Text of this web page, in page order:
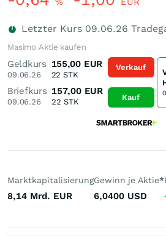
Letzter Kurs 09.06.26
Masimo Aktie kaufen
Geldkurs
09.06.26
155,00 EUR
22 STK
Briefkurs
09.06.26
157,00 EUR
22 STK
Verkauf
Kauf
Marktkapitalisierung
8,14 Mrd. EUR
Gewinn je Aktie*
6,0400 USD